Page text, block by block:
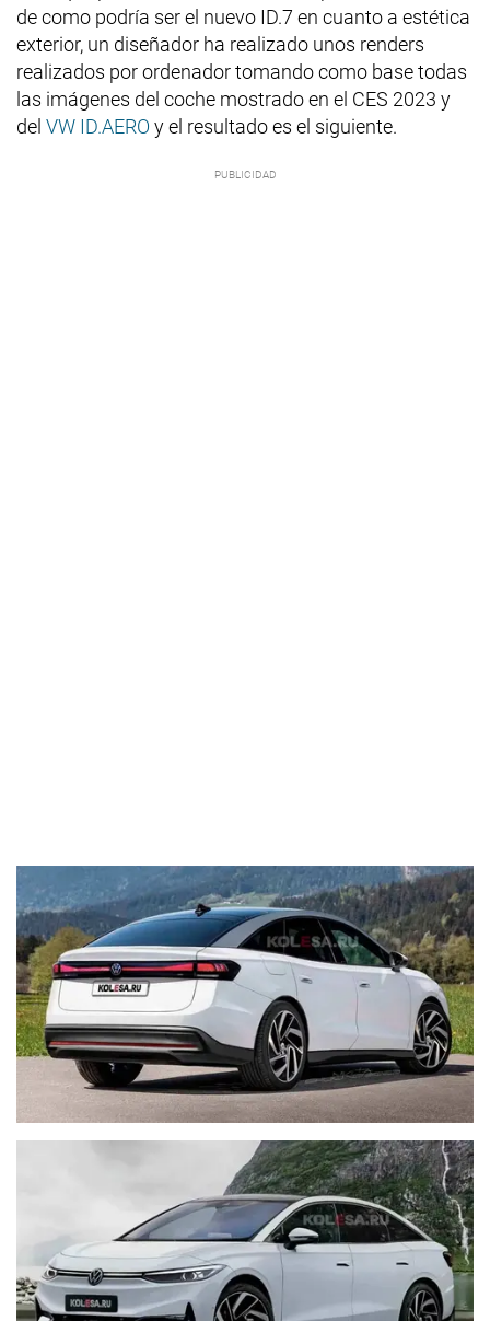
de como podría ser el nuevo ID.7 en cuanto a estética
exterior, un diseñador ha realizado unos renders
realizados por ordenador tomando como base todas
las imágenes del coche mostrado en el CES 2023 y
del VW ID.AERO y el resultado es el siguiente.